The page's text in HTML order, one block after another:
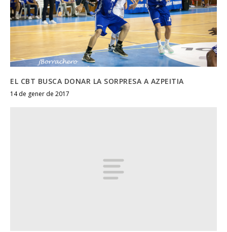
EL CBT BUSCA DONAR LA SORPRESA A AZPEITIA
14 de gener de 2017